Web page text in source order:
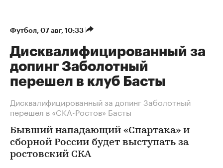
Футбол⁠, 07 авг, 10:33
Дисквалифицированный за
допинг Заболотный
перешел в клуб Басты
Дисквалифицированный за допинг Заболотный
перешел в «СКА-Ростов» Басты
Бывший нападающий «Спартака» и
сборной России будет выступать за
ростовский СКА